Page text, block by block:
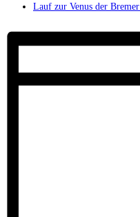
Lauf zur Venus der Bremer